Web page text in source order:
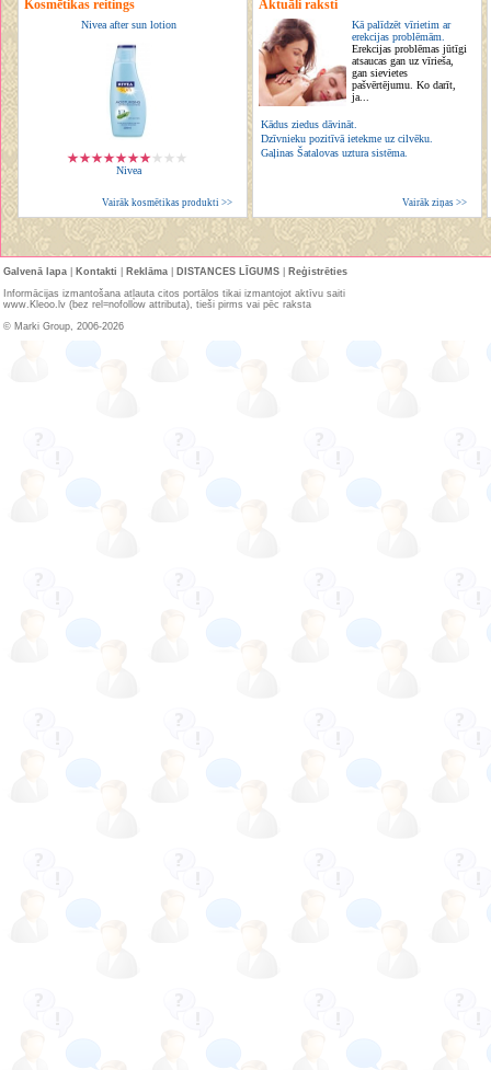
Kosmētikas reitings
Nivea after sun lotion
Nivea
Vairāk kosmētikas produkti >>
Aktuāli raksti
Kā palīdzēt vīrietim ar
erekcijas problēmām.
Erekcijas problēmas jūtīgi
atsaucas gan uz vīrieša,
gan sievietes
pašvērtējumu. Ko darīt,
ja...
Kādus ziedus dāvināt.
Dzīvnieku pozitīvā ietekme uz cilvēku.
Gaļinas Šatalovas uztura sistēma.
Vairāk ziņas >>
Galvenā lapa Kontakti Reklāma DISTANCES LĪGUMS
Reģistrēties
Informācijas izmantošana atļauta citos portālos tikai izmantojot aktīvu saiti
www.Kleoo.lv (bez rel=nofollow attributa), tieši pirms vai pēc raksta
© Marki Group, 2006-2026